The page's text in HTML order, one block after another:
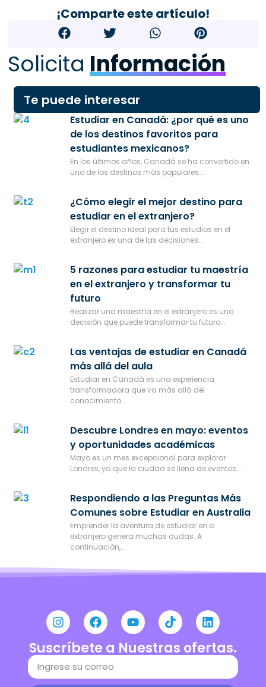
¡Comparte este artículo!
Solicita Información
Te puede interesar
Estudiar en Canadá: ¿por qué es uno
de los destinos favoritos para
estudiantes mexicanos?
En los últimos años, Canadá se ha convertido en
uno de los destinos más populares...
¿Cómo elegir el mejor destino para
estudiar en el extranjero?
Elegir el destino ideal para tus estudios en el
extranjero es una de las decisiones...
5 razones para estudiar tu maestría
en el extranjero y transformar tu
futuro
Realizar una maestría en el extranjero es una
decisión que puede transformar tu futuro...
Las ventajas de estudiar en Canadá
más allá del aula
Estudiar en Canadá es una experiencia
transformadora que va más allá del
conocimiento...
Descubre Londres en mayo: eventos
y oportunidades académicas
Mayo es un mes excepcional para explorar
Londres, ya que la ciudad se llena de eventos...
Respondiendo a las Preguntas Más
Comunes sobre Estudiar en Australia
Emprender la aventura de estudiar en el
extranjero genera muchas dudas. A
continuación,...
Suscríbete a Nuestras ofertas.